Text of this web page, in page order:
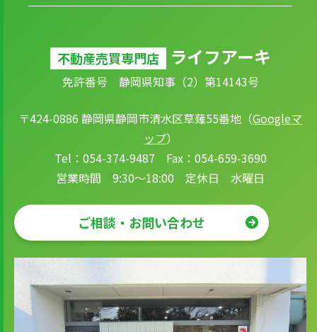
不動産売買専門店 ライフアーキ
免許番号 静岡県知事（2）第14143号
〒424-0886 静岡県静岡市清水区草薙55番地（Googleマ
ップ）
Tel：054-374-9487 Fax：054-659-3690
営業時間 9:30～18:00 定休日 水曜日
ご相談・お問い合わせ